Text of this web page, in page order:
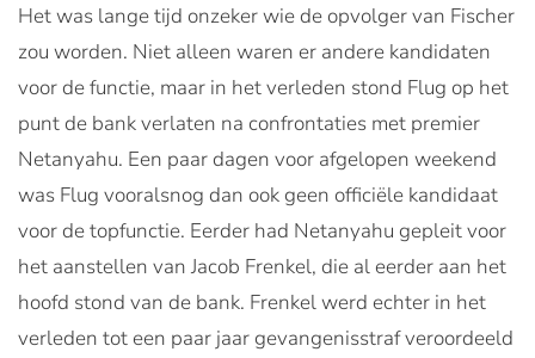
Het was lange tijd onzeker wie de opvolger van Fischer
zou worden. Niet alleen waren er andere kandidaten
voor de functie, maar in het verleden stond Flug op het
punt de bank verlaten na confrontaties met premier
Netanyahu. Een paar dagen voor afgelopen weekend
was Flug vooralsnog dan ook geen officiële kandidaat
voor de topfunctie. Eerder had Netanyahu gepleit voor
het aanstellen van Jacob Frenkel, die al eerder aan het
hoofd stond van de bank. Frenkel werd echter in het
verleden tot een paar jaar gevangenisstraf veroordeeld